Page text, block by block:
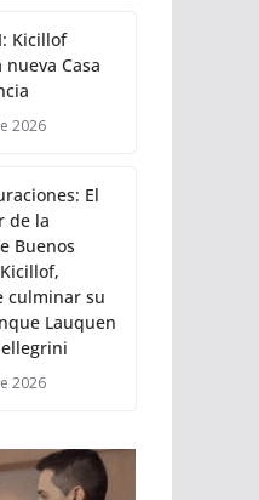
Kicillof
Casa
2026
El
de la
Buenos
culminar su
Lauquen
2026